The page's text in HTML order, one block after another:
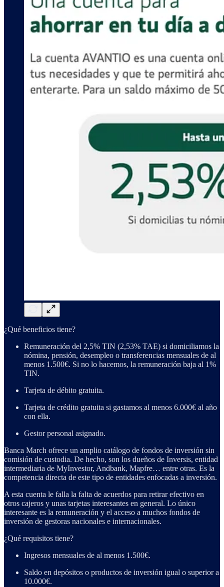
¿Qué beneficios tiene?
Remuneración del 2,5% TIN (2,53% TAE) si domiciliamos la
nómina, pensión, desempleo o transferencias mensuales de al
menos 1.500€. Si no lo hacemos, la remuneración baja al 1%
TIN.
Tarjeta de débito gratuita.
Tarjeta de crédito gratuita si gastamos al menos 6.000€ al año
con ella.
Gestor personal asignado.
Banca March ofrece un amplio catálogo de fondos de inversión sin
comisión de custodia. De hecho, son los dueños de Inversis, entidad
intermediaria de MyInvestor, Andbank, Mapfre… entre otras. Es la
competencia directa de este tipo de entidades enfocadas a inversión.
A esta cuenta le falla la falta de acuerdos para retirar efectivo en
otros cajeros y unas tarjetas interesantes en general. Lo único
interesante es la remuneración y el acceso a muchos fondos de
inversión de gestoras nacionales e internacionales.
¿Qué requisitos tiene?
Ingresos mensuales de al menos 1.500€.
Saldo en depósitos o productos de inversión igual o superior a
10.000€.